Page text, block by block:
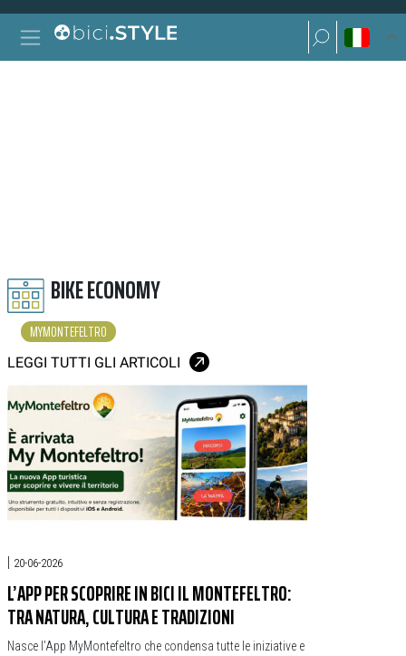
Vai al contenuto
Navigazione principale
Ricerca per:
Ricerca per:
BIKE ECONOMY
MYMONTEFELTRO
LEGGI TUTTI GLI ARTICOLI
| 20-06-2026
L’APP PER SCOPRIRE IN BICI IL MONTEFELTRO:
TRA NATURA, CULTURA E TRADIZIONI
Nasce l’App MyMontefeltro che condensa tutte le iniziative e